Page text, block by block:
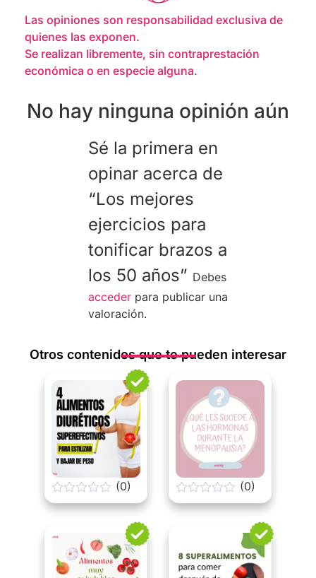
Las opiniones son responsabilidad exclusiva de
quienes las exponen.
Se realizan libremente, sin contraprestación
económica o en especie alguna.
No hay ninguna opinión aún
Sé la primera en
opinar acerca de
“Los mejores
ejercicios para
tonificar brazos a
los 50 años” Debes
accederpara publicar una
valoración.
Otros contenidos que te pueden interesar
0
t
5
(0)
0
f
5
(0)